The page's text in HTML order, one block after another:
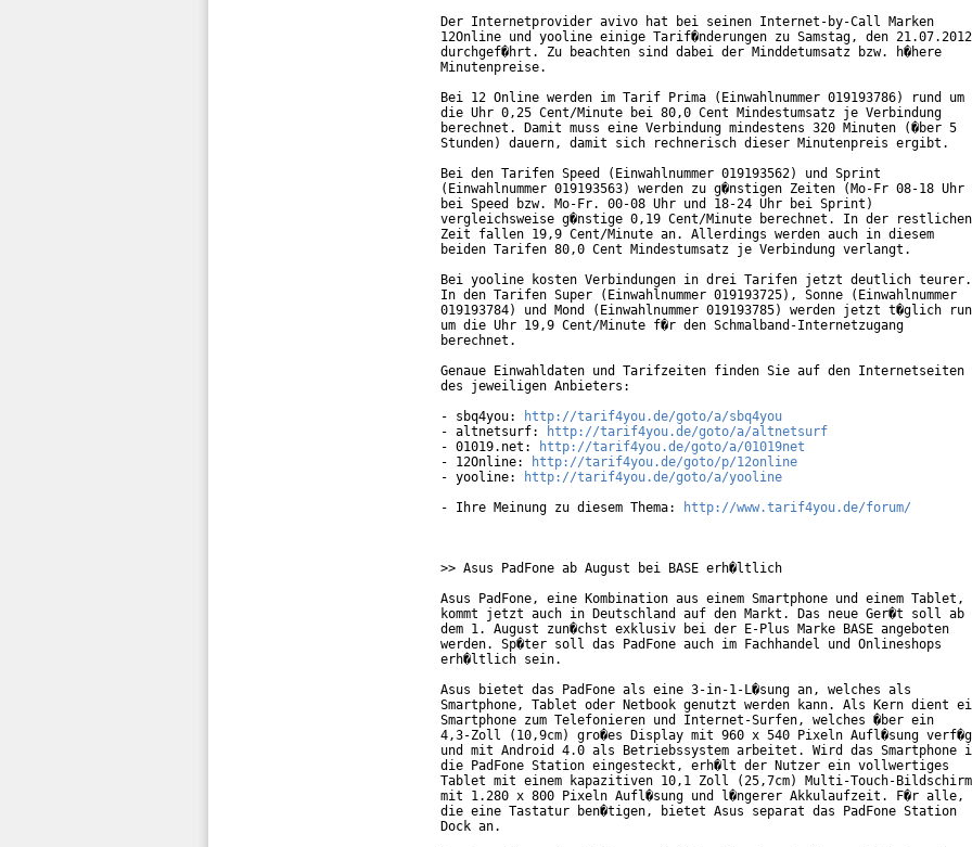
Der Internetprovider avivo hat bei seinen Internet-by-Call Marken
12Online und yooline einige Tarif�nderungen zu Samstag, den
durchgef�hrt. Zu beachten sind dabei der Minddetumsatz bzw. h�here
Minutenpreise.
Bei 12 Online werden im Tarif Prima (Einwahlnummer 019193786) rund um
die Uhr 0,25 Cent/Minute bei 80,0 Cent Mindestumsatz je Verbindung
berechnet. Damit muss eine Verbindung mindestens 320 Minuten (�ber 5
Stunden) dauern, damit sich rechnerisch dieser Minutenpreis ergibt.
Bei den Tarifen Speed (Einwahlnummer 019193562) und Sprint
(Einwahlnummer 019193563) werden zu g�nstigen Zeiten (Mo-Fr 08-18 Uhr
bei Speed bzw. Mo-Fr. 00-08 Uhr und 18-24 Uhr bei Sprint)
vergleichsweise g�nstige 0,19 Cent/Minute berechnet. In der restlichen
Zeit fallen 19,9 Cent/Minute an. Allerdings werden auch in diesem
beiden Tarifen 80,0 Cent Mindestumsatz je Verbindung verlangt.
Bei yooline kosten Verbindungen in drei Tarifen jetzt deutlich teurer.
In den Tarifen Super (Einwahlnummer 019193725), Sonne (Einwahlnummer
019193784) und Mond (Einwahlnummer 019193785) werden jetzt t�glich
um die Uhr 19,9 Cent/Minute f�r den Schmalband-Internetzugang
berechnet.
Genaue Einwahldaten und Tarifzeiten finden Sie auf den Internetseiten
des jeweiligen Anbieters:
- sbq4you:
http://tarif4you.de/goto/a/sbq4you
- altnetsurf:
http://tarif4you.de/goto/a/altnetsurf
- 01019.net:
http://tarif4you.de/goto/a/01019net
- 12Online:
http://tarif4you.de/goto/p/12online
- yooline:
http://tarif4you.de/goto/a/yooline
- Ihre Meinung zu diesem Thema:
http://www.tarif4you.de/forum/
>> Asus PadFone ab August bei BASE erh�ltlich
Asus PadFone, eine Kombination aus einem Smartphone und einem Tablet,
kommt jetzt auch in Deutschland auf den Markt. Das neue Ger�t soll ab
dem 1. August zun�chst exklusiv bei der E-Plus Marke BASE angeboten
werden. Sp�ter soll das PadFone auch im Fachhandel und Onlineshops
erh�ltlich sein.
Asus bietet das PadFone als eine 3-in-1-L�sung an, welches als
Smartphone, Tablet oder Netbook genutzt werden kann. Als Kern dient
Smartphone zum Telefonieren und Internet-Surfen, welches �ber ein
4,3-Zoll (10,9cm) gro�es Display mit 960 x 540 Pixeln Aufl�sung
und mit Android 4.0 als Betriebssystem arbeitet. Wird das Smartphone
die PadFone Station eingesteckt, erh�lt der Nutzer ein vollwertiges
Tablet mit einem kapazitiven 10,1 Zoll (25,7cm) Multi-Touch-Bildschirm
mit 1.280 x 800 Pixeln Aufl�sung und l�ngerer Akkulaufzeit. F�r alle,
die eine Tastatur ben�tigen, bietet Asus separat das PadFone Station
Dock an.